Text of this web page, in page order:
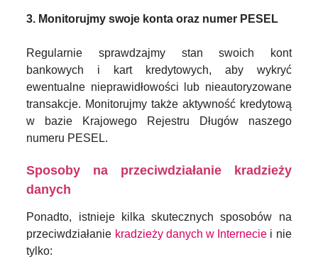
3. Monitorujmy swoje konta oraz numer PESEL
Regularnie sprawdzajmy stan swoich kont
bankowych i kart kredytowych, aby wykryć
ewentualne nieprawidłowości lub nieautoryzowane
transakcje. Monitorujmy także aktywność kredytową
w bazie Krajowego Rejestru Długów naszego
numeru PESEL.
Sposoby na przeciwdziałanie kradzieży
danych
Ponadto, istnieje kilka skutecznych sposobów na
przeciwdziałanie kradzieży danych w Internecie i nie
tylko: